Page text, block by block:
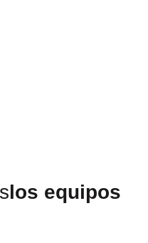
los equipos